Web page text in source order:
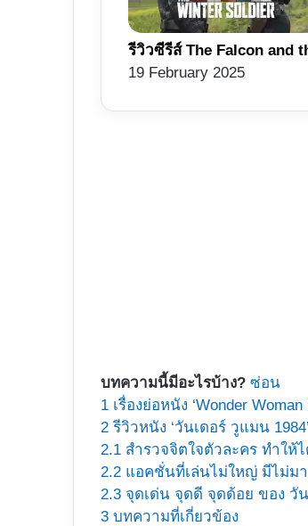
รีวิวซีรีส์ The Falcon and
19 February 2025
บทความนี้มีอะไรบ้าง? ซ่อน
1 เรื่องย่อหนัง ‘Wonder Woman
2 รีวิวหนัง ‘วันเดอร์ วูแมน 1984’
2.1 สำรวจจิตใจตัวละคร ทำใ
2.2 แอคชั่นที่เล่นไม่ใหญ่ มีไม่ม
2.3 จุดเด่น จุดดี จุดด้อย ของ วั
3 บทความที่เกี่ยวข้อง